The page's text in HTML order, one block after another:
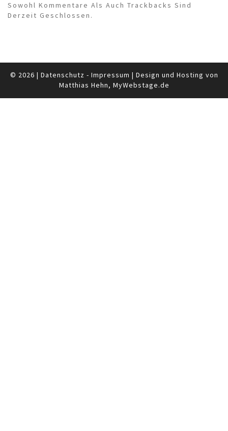
Sowohl Kommentare Als Auch Trackbacks Sind
Derzeit Geschlossen.
© 2026 | Datenschutz - Impressum | Design und Hosting von
Matthias Hehn, MyWebstage.de